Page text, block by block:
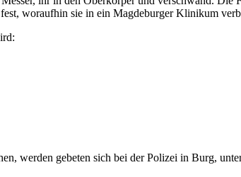
woraufhin sie in ein Magdeburger Klinikum
werden gebeten sich bei der Polizei in Burg,